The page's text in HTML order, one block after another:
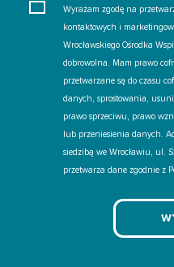
Wyrażam zgodę na
kontaktowych i
Wrocławskiego Ośrodka
dobrowolna. Mam prawo
przetwarzane są do czasu
danych, sprostowania,
prawo sprzeciwu, prawo
lub przeniesienia danych.
siedzibą we Wrocławiu, ul.
przetwarza dane zgodnie z